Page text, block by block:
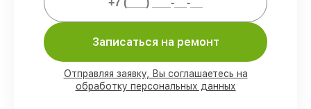
присутствии
90%
комплектующих Infratech готовы к
установке в Ростове-на-Дону, остальные
поступают оперативно
Записаться на ремонт
Отправляя заявку, Вы соглашаетесь на
обработку персональных данных